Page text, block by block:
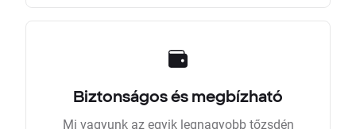
Biztonságos és megbízható
Mi vagyunk az egyik legnagyobb tőzsdén